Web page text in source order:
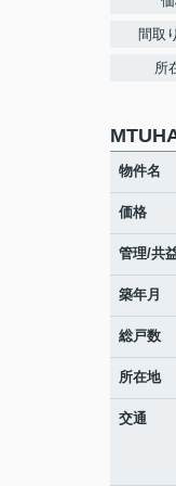
間取
所
物件名
価格
管理/共
築年月
総戸数
所在地
交通